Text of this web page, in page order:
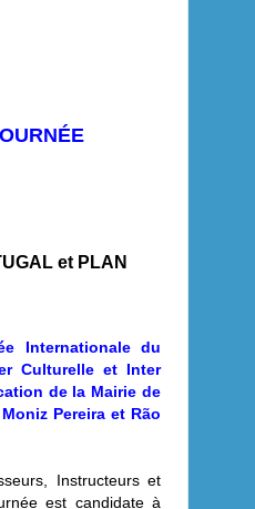
et PLAN
Internationale du
Culturelle et Inter
de la Mairie de
Pereira et Rão
Instructeurs et
est candidate à